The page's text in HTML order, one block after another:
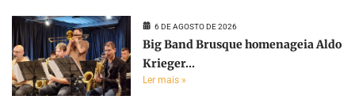
6 DE AGOSTO DE 2026
Big Band Brusque homenageia Aldo
Krieger...
Ler mais »